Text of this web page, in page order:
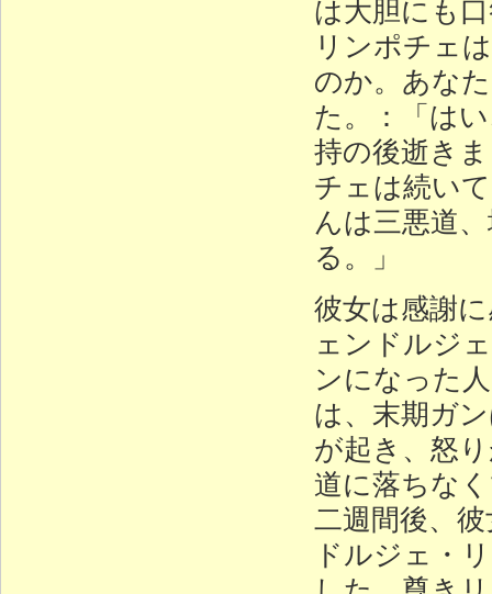
は大胆にも
リンポチェ
のか。あな
た。：「は
持の後逝き
チェは続い
んは三悪道
る。」
彼女は感謝
ェンドルジ
ンになった
は、末期ガ
が起き、怒
道に落ちな
二週間後、
ドルジェ・